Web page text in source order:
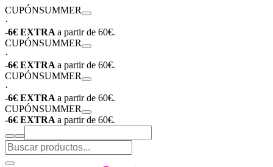
CUPÓNSUMMER
·
-6€ EXTRA a partir de 60€.
CUPÓNSUMMER
·
-6€ EXTRA a partir de 60€.
CUPÓNSUMMER
·
-6€ EXTRA a partir de 60€.
CUPÓNSUMMER
-6€ EXTRA a partir de 60€.